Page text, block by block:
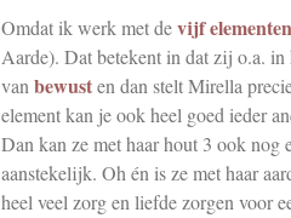
Omdat ik werk met devijf elementen
Aarde). Dat betekent in dat zij o.a. in
van bewusten dan stelt Mirella
element kan je ook heel goed ieder
Dan kan ze met haar hout 3 ook nog
aanstekelijk. Oh én is ze met haar
heel veel zorg en liefde zorgen voor